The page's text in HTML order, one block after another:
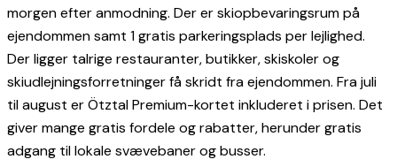
morgen efter anmodning. Der er skiopbevaringsrum på
ejendommen samt 1 gratis parkeringsplads per lejlighed.
Der ligger talrige restauranter, butikker, skiskoler og
skiudlejningsforretninger få skridt fra ejendommen. Fra juli
til august er Ötztal Premium-kortet inkluderet i prisen. Det
giver mange gratis fordele og rabatter, herunder gratis
adgang til lokale svævebaner og busser.